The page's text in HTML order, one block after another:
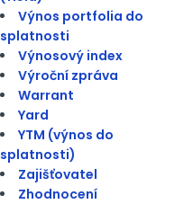
Výnos portfolia do
splatnosti
Výnosový index
Výroční zpráva
Warrant
Yard
YTM (výnos do
splatnosti)
Zajišťovatel
Zhodnocení